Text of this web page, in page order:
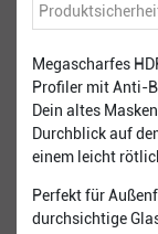
Megascharfes
Profiler mit Anti-
Dein altes
Durchblick auf
einem leicht
Perfekt für
durchsichtige